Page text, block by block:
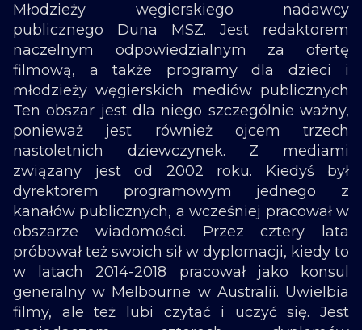
Młodzieży węgierskiego nadawcy
publicznego Duna MSZ. Jest redaktorem
naczelnym odpowiedzialnym za ofertę
filmową, a także programy dla dzieci i
młodzieży węgierskich mediów publicznych
Ten obszar jest dla niego szczególnie ważny,
ponieważ jest również ojcem trzech
nastoletnich dziewczynek. Z mediami
związany jest od 2002 roku. Kiedyś był
dyrektorem programowym jednego z
kanałów publicznych, a wcześniej pracował w
obszarze wiadomości. Przez cztery lata
próbował też swoich sił w dyplomacji, kiedy to
w latach 2014-2018 pracował jako konsul
generalny w Melbourne w Australii. Uwielbia
filmy, ale też lubi czytać i uczyć się. Jest